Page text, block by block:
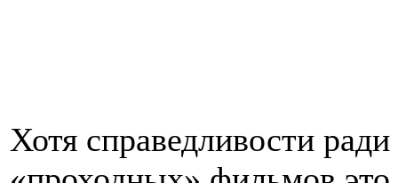
Хотя справедливости ради